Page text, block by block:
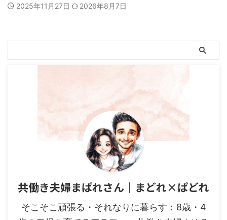
2025年11月27日 2026年8月7日
共働き夫婦まぱれさん｜まどれ×ぱどれ
そこそこ頑張る・それなりに暮らす：8歳・4